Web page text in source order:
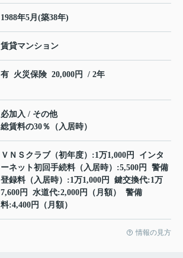
1988年5月(築38年)
賃貸マンション
有 火災保険 20,000円 / 2年
必加入 / その他
総賃料の30％（入居時）
ＶＮＳクラブ（初年度）:1万1,000円 インタ
ーネット初回手続料（入居時）:5,500円 警備
登録料（入居時）:1万1,000円 鍵交換代:1万
7,600円 水道代:2,000円（月額） 警備
料:4,400円（月額）
情報の見方